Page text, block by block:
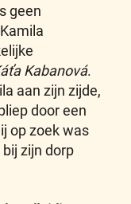
geen
Kabanová.
aan zijn zijde,
door een
op zoek was
bij zijn dorp